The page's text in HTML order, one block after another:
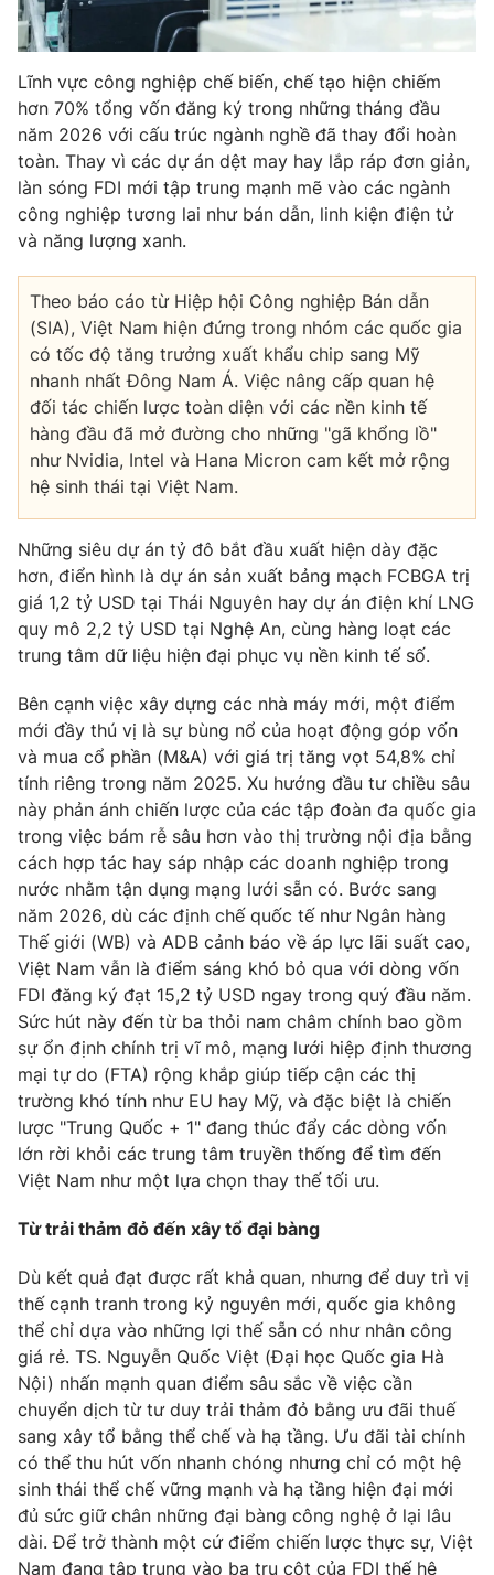
Tổng đài VTV:
024.38 355 931 - 024.38 355 932
Email: toasoan@vtv.vn
Liên hệ quảng cáo: 024-7300.7108
® Cấm sao chép dưới mọi hình thức nếu không có sự chấp
thuận bằng văn bản. Ghi rõ nguồn VTV.vn khi phát hành lại
thông tin từ website này.
Lĩnh vực công nghiệp chế biến, chế tạo hiện chiếm
hơn 70% tổng vốn đăng ký trong những tháng đầu
năm 2026 với cấu trúc ngành nghề đã thay đổi hoàn
toàn. Thay vì các dự án dệt may hay lắp ráp đơn giản,
làn sóng FDI mới tập trung mạnh mẽ vào các ngành
công nghiệp tương lai như bán dẫn, linh kiện điện tử
và năng lượng xanh.
Theo báo cáo từ Hiệp hội Công nghiệp Bán dẫn
(SIA), Việt Nam hiện đứng trong nhóm các quốc gia
có tốc độ tăng trưởng xuất khẩu chip sang Mỹ
nhanh nhất Đông Nam Á. Việc nâng cấp quan hệ
đối tác chiến lược toàn diện với các nền kinh tế
hàng đầu đã mở đường cho những "gã khổng lồ"
như Nvidia, Intel và Hana Micron cam kết mở rộng
hệ sinh thái tại Việt Nam.
Những siêu dự án tỷ đô bắt đầu xuất hiện dày đặc
hơn, điển hình là dự án sản xuất bảng mạch FCBGA trị
giá 1,2 tỷ USD tại Thái Nguyên hay dự án điện khí LNG
quy mô 2,2 tỷ USD tại Nghệ An, cùng hàng loạt các
trung tâm dữ liệu hiện đại phục vụ nền kinh tế số.
Bên cạnh việc xây dựng các nhà máy mới, một điểm
mới đầy thú vị là sự bùng nổ của hoạt động góp vốn
và mua cổ phần (M&A) với giá trị tăng vọt 54,8% chỉ
tính riêng trong năm 2025. Xu hướng đầu tư chiều sâu
này phản ánh chiến lược của các tập đoàn đa quốc gia
trong việc bám rễ sâu hơn vào thị trường nội địa bằng
cách hợp tác hay sáp nhập các doanh nghiệp trong
nước nhằm tận dụng mạng lưới sẵn có. Bước sang
năm 2026, dù các định chế quốc tế như Ngân hàng
Thế giới (WB) và ADB cảnh báo về áp lực lãi suất cao,
Việt Nam vẫn là điểm sáng khó bỏ qua với dòng vốn
FDI đăng ký đạt 15,2 tỷ USD ngay trong quý đầu năm.
Sức hút này đến từ ba thỏi nam châm chính bao gồm
sự ổn định chính trị vĩ mô, mạng lưới hiệp định thương
mại tự do (FTA) rộng khắp giúp tiếp cận các thị
trường khó tính như EU hay Mỹ, và đặc biệt là chiến
lược "Trung Quốc + 1" đang thúc đẩy các dòng vốn
lớn rời khỏi các trung tâm truyền thống để tìm đến
Việt Nam như một lựa chọn thay thế tối ưu.
Từ trải thảm đỏ đến xây tổ đại bàng
Dù kết quả đạt được rất khả quan, nhưng để duy trì vị
thế cạnh tranh trong kỷ nguyên mới, quốc gia không
thể chỉ dựa vào những lợi thế sẵn có như nhân công
giá rẻ. TS. Nguyễn Quốc Việt (Đại học Quốc gia Hà
Nội) nhấn mạnh quan điểm sâu sắc về việc cần
chuyển dịch từ tư duy trải thảm đỏ bằng ưu đãi thuế
sang xây tổ bằng thể chế và hạ tầng. Ưu đãi tài chính
có thể thu hút vốn nhanh chóng nhưng chỉ có một hệ
sinh thái thể chế vững mạnh và hạ tầng hiện đại mới
đủ sức giữ chân những đại bàng công nghệ ở lại lâu
dài. Để trở thành một cứ điểm chiến lược thực sự, Việt
Nam đang tập trung vào ba trụ cột của FDI thế hệ